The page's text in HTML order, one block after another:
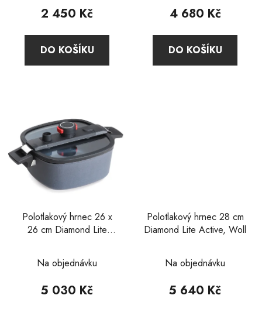
2 450 Kč
DO KOŠÍKU
produktu
5,0
z
4 680 Kč
DO KOŠÍKU
Polotlakový hrnec 26 x
26 cm Diamond Lite
Na objednávku
5 030 Kč
Polotlakový hrnec 28 cm
Diamond Lite Active, Woll
hodnocení
produktu
Na objednávku
5 640 Kč